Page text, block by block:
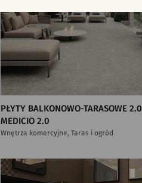
PŁYTY BALKONOWO-TARASOWE 2.0
MEDICIO 2.0
Wnętrza komercyjne, Taras i ogród